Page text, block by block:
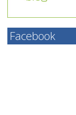
Facebook